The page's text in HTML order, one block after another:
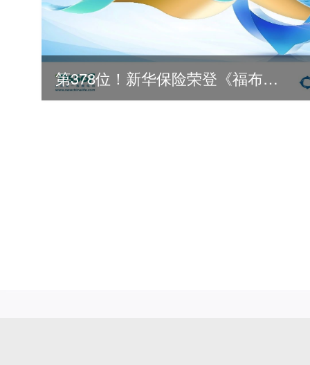
第378位！新华保险荣登《福布斯》全球500强